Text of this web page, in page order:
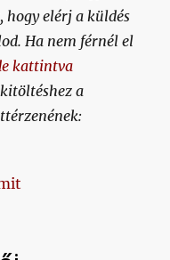
hogy elérj a küldés
Ha nem férnél el
kattintva
a